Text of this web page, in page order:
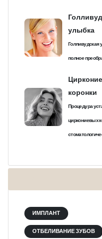
улыбка
Голливудская
полное
коронки
Процедура
циркониевых
ИМПЛАНТ
ОТБЕЛИВАНИЕ ЗУБОВ